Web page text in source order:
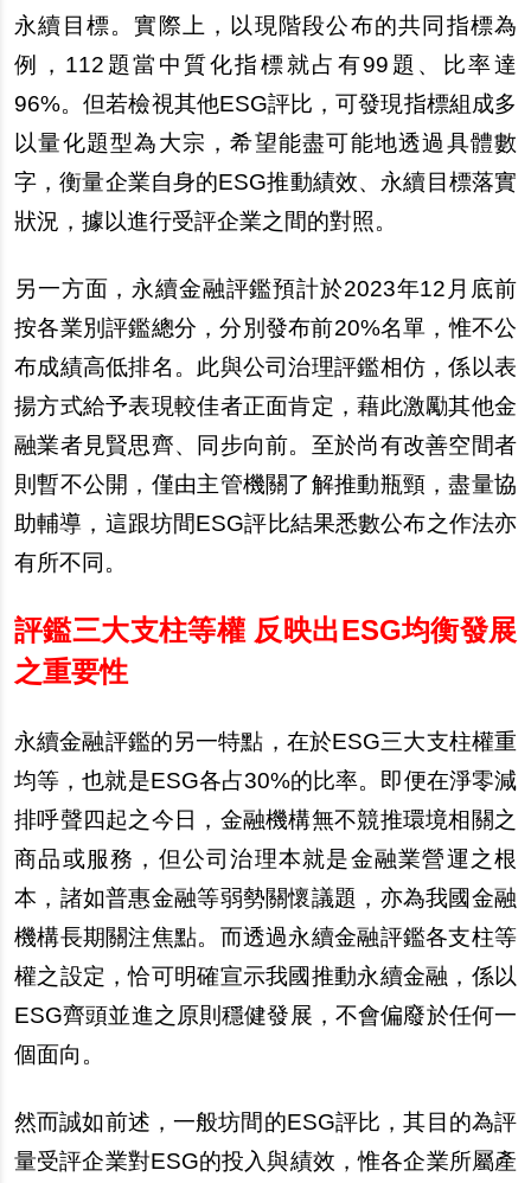
永續目標。實際上，以現階段公布的共同指標為
例，112題當中質化指標就占有99題、比率達
96%。但若檢視其他ESG評比，可發現指標組成多
以量化題型為大宗，希望能盡可能地透過具體數
字，衡量企業自身的ESG推動績效、永續目標落實
狀況，據以進行受評企業之間的對照。
另一方面，永續金融評鑑預計於2023年12月底前
按各業別評鑑總分，分別發布前20%名單，惟不公
布成績高低排名。此與公司治理評鑑相仿，係以表
揚方式給予表現較佳者正面肯定，藉此激勵其他金
融業者見賢思齊、同步向前。至於尚有改善空間者
則暫不公開，僅由主管機關了解推動瓶頸，盡量協
助輔導，這跟坊間ESG評比結果悉數公布之作法亦
有所不同。
評鑑三大支柱等權 反映出ESG均衡發展
之重要性
永續金融評鑑的另一特點，在於ESG三大支柱權重
均等，也就是ESG各占30%的比率。即便在淨零減
排呼聲四起之今日，金融機構無不競推環境相關之
商品或服務，但公司治理本就是金融業營運之根
本，諸如普惠金融等弱勢關懷議題，亦為我國金融
機構長期關注焦點。而透過永續金融評鑑各支柱等
權之設定，恰可明確宣示我國推動永續金融，係以
ESG齊頭並進之原則穩健發展，不會偏廢於任何一
個面向。
然而誠如前述，一般坊間的ESG評比，其目的為評
量受評企業對ESG的投入與績效，惟各企業所屬產